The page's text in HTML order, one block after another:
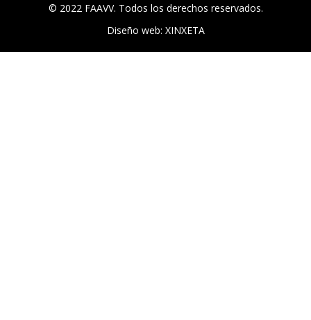
© 2022 FAAVV. Todos los derechos reservados.
Diseño web: XINXETA